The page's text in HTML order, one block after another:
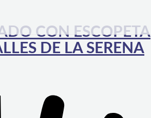
CON ESCOPETA
DE LA SERENA